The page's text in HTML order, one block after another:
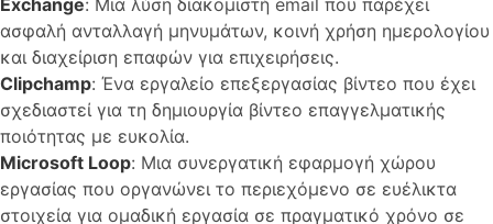
ασφαλή ανταλλαγή μηνυμάτων, κοινή χρήση ημερολογίου
και διαχείριση επαφών για επιχειρήσεις.
Clipchamp: Ένα εργαλείο επεξεργασίας βίντεο που έχει
σχεδιαστεί για τη δημιουργία βίντεο επαγγελματικής
ποιότητας με ευκολία.
Microsoft Loop: Μια συνεργατική εφαρμογή χώρου
εργασίας που οργανώνει το περιεχόμενο σε ευέλικτα
στοιχεία για ομαδική εργασία σε πραγματικό χρόνο σε